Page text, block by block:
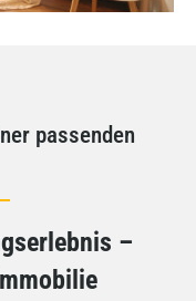
passenden
–